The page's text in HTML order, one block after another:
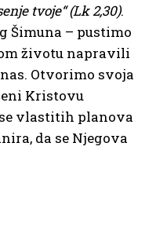
tvoje“ (Lk 2,30).
Šimuna – pustimo
životu napravili
Otvorimo svoja
Kristovu
vlastitih planova
da se Njegova